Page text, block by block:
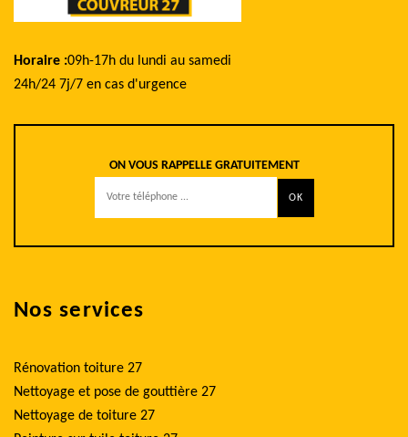
Horaire :09h-17h du lundi au samedi
24h/24 7j/7 en cas d'urgence
ON VOUS RAPPELLE GRATUITEMENT
Nos services
Rénovation toiture 27
Nettoyage et pose de gouttière 27
Nettoyage de toiture 27